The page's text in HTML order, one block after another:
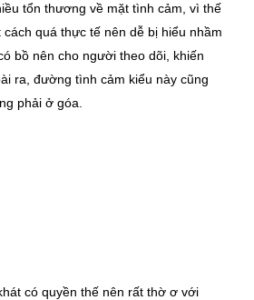
tổn thương về mặt tình cảm, vì thế
quá thực tế nên dễ bị hiểu nhầm
bồ nên cho người theo dõi, khiến
ra, đường tình cảm kiểu này cũng
phải ở góa.
có quyền thế nên rất thờ ơ với